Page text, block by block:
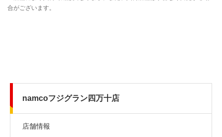
namcoフジグラン四万十店
店舗情報